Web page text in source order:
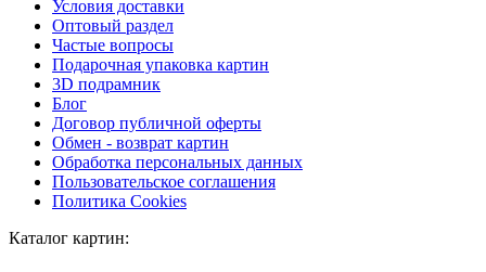
Условия доставки
Оптовый раздел
Частые вопросы
Подарочная упаковка картин
3D подрамник
Блог
Договор публичной оферты
Обмен - возврат картин
Обработка персональных данных
Пользовательское соглашения
Политика Cookies
Каталог картин: